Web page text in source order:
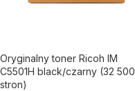
Oryginalny toner Ricoh IM
C5501H black/czarny (32 500
stron)